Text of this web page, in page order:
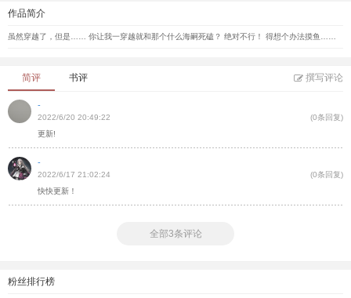
作品简介
虽然穿越了，但是…… 你让我一穿越就和那个什么海嗣死磕？ 绝对不行！ 得想个办法摸鱼……
简评 书评 撰写评论
-
2022/6/20 20:49:22
(0条回复)
更新!
-
2022/6/17 21:02:24
(0条回复)
快快更新！
全部3条评论
粉丝排行榜